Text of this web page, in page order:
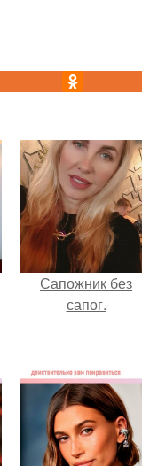
Сапожник без
сапог.